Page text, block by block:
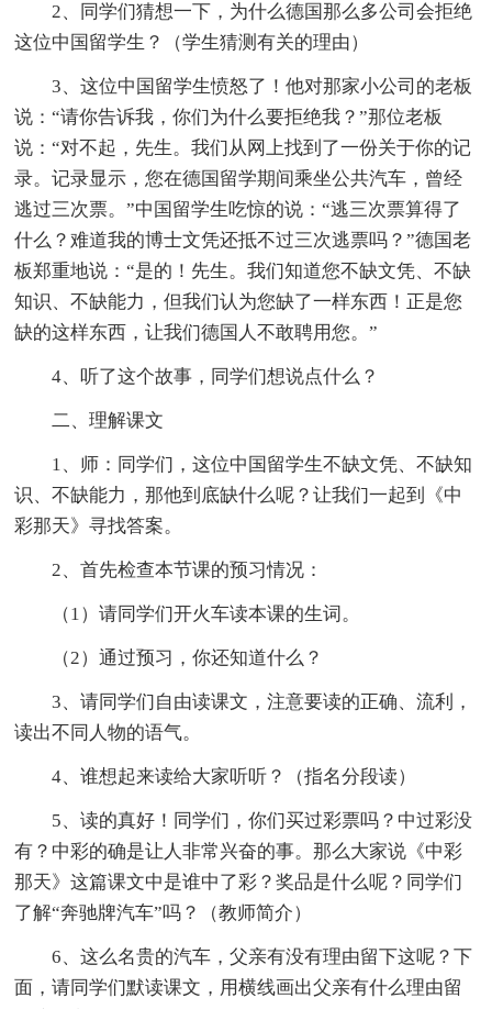
2、同学们猜想一下，为什么德国那么多公司会拒绝
这位中国留学生？（学生猜测有关的理由）
3、这位中国留学生愤怒了！他对那家小公司的老板
说：“请你告诉我，你们为什么要拒绝我？”那位老板
说：“对不起，先生。我们从网上找到了一份关于你的记
录。记录显示，您在德国留学期间乘坐公共汽车，曾经
逃过三次票。”中国留学生吃惊的说：“逃三次票算得了
什么？难道我的博士文凭还抵不过三次逃票吗？”德国老
板郑重地说：“是的！先生。我们知道您不缺文凭、不缺
知识、不缺能力，但我们认为您缺了一样东西！正是您
缺的这样东西，让我们德国人不敢聘用您。”
4、听了这个故事，同学们想说点什么？
二、理解课文
1、师：同学们，这位中国留学生不缺文凭、不缺知
识、不缺能力，那他到底缺什么呢？让我们一起到《中
彩那天》寻找答案。
2、首先检查本节课的预习情况：
（1）请同学们开火车读本课的生词。
（2）通过预习，你还知道什么？
3、请同学们自由读课文，注意要读的正确、流利，
读出不同人物的语气。
4、谁想起来读给大家听听？（指名分段读）
5、读的真好！同学们，你们买过彩票吗？中过彩没
有？中彩的确是让人非常兴奋的事。那么大家说《中彩
那天》这篇课文中是谁中了彩？奖品是什么呢？同学们
了解“奔驰牌汽车”吗？（教师简介）
6、这么名贵的汽车，父亲有没有理由留下这呢？下
面，请同学们默读课文，用横线画出父亲有什么理由留